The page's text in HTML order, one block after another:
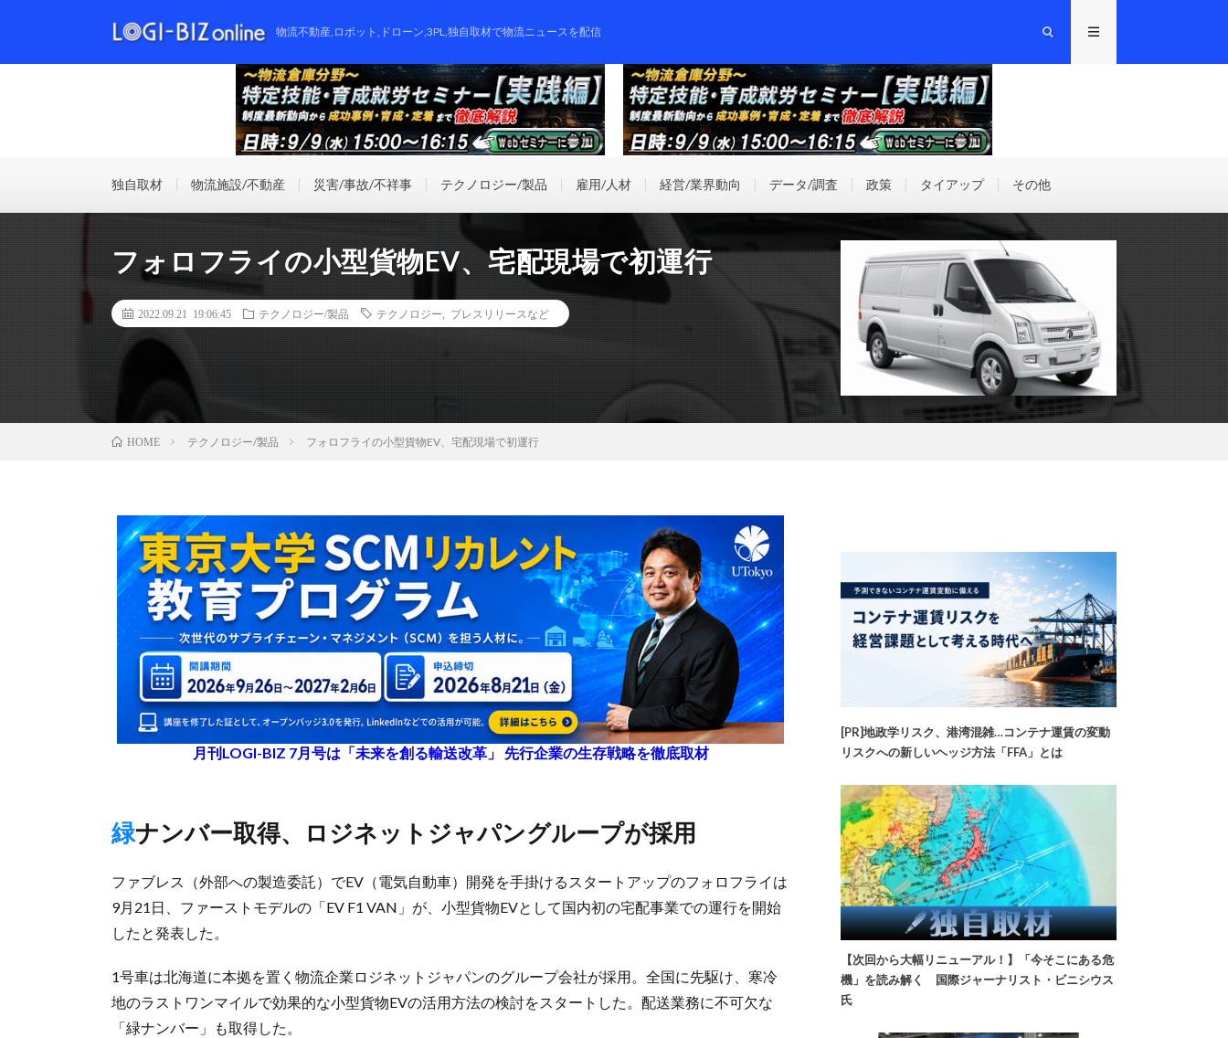
物流不動産,ロボット,ドローン,3PL,独自取材で物流ニュースを配信
独自取材 物流施設/不動産 災害/事故/不祥事 テクノロジー/製品 雇用/人材 経営/業界動向 データ/調査 政策 タイアップ その他
フォロフライの小型貨物EV、宅配現場で初運行
2022.09.21 19:06:45 テクノロジー/製品 テクノロジー プレスリリースなど
HOME テクノロジー/製品 フォロフライの小型貨物EV、宅配現場で初運行
月刊LOGI-BIZ 7月号は「未来を創る輸送改革」 先行企業の生存戦略を徹底取材
緑ナンバー取得、ロジネットジャパングループが採用
ファブレス（外部への製造委託）でEV（電気自動車）開発を手掛けるスタートアップのフォロフライは
9月21日、ファーストモデルの「EV F1 VAN」が、小型貨物EVとして国内初の宅配事業での運行を開始
したと発表した。
1号車は北海道に本拠を置く物流企業ロジネットジャパンのグループ会社が採用。全国に先駆け、寒冷
地のラストワンマイルで効果的な小型貨物EVの活用方法の検討をスタートした。配送業務に不可欠な
「緑ナンバー」も取得した。
[PR]地政学リスク、港湾混雑…コンテナ運賃の変動
リスクへの新しいヘッジ方法「FFA」とは
【次回から大幅リニューアル！】「今そこにある危
機」を読み解く 国際ジャーナリスト・ビニシウス
氏